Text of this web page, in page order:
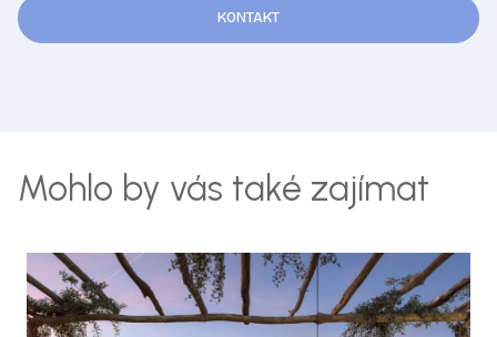
KONTAKT
Mohlo by vás také zajímat